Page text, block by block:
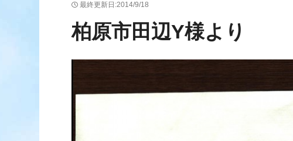
最終更新日:2014/9/18
柏原市田辺Y様より